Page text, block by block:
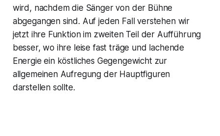
wird, nachdem die Sänger von der Bühne
abgegangen sind. Auf jeden Fall verstehen wir
jetzt ihre Funktion im zweiten Teil der Aufführung
besser, wo ihre leise fast träge und lachende
Energie ein köstliches Gegengewicht zur
allgemeinen Aufregung der Hauptfiguren
darstellen sollte.